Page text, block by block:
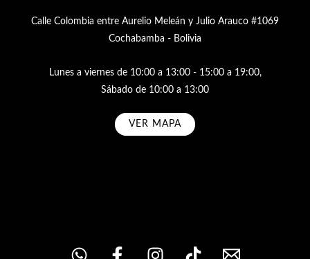
Calle Colombia entre Aurelio Meleán y Julio Arauco #1069
Cochabamba - Bolivia
Lunes a viernes de 10:00 a 13:00 - 15:00 a 19:00,
Sábado de 10:00 a 13:00
VER MAPA